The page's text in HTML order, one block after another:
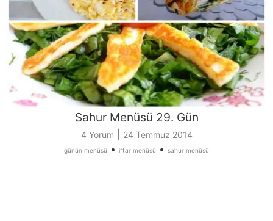
Sahur Menüsü 29. Gün
4 Yorum 24 Temmuz 2014
günün menüsü • iftar menüsü • sahur menüsü